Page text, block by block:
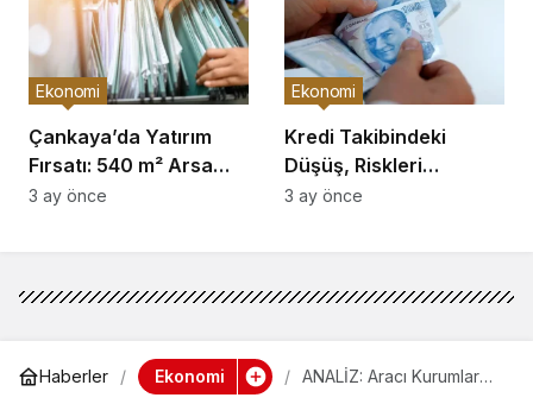
Çankaya’da Yatırım
Fırsatı: 540 m² Arsa
Satışı
Ekonomi
3 ay önce
Kredi Takibindeki
Düşüş, Riskleri
Artırıyor!
Ekonomi
3 ay önce
Haberler Ekonomi
ANALİZ: Aracı Kurumlar